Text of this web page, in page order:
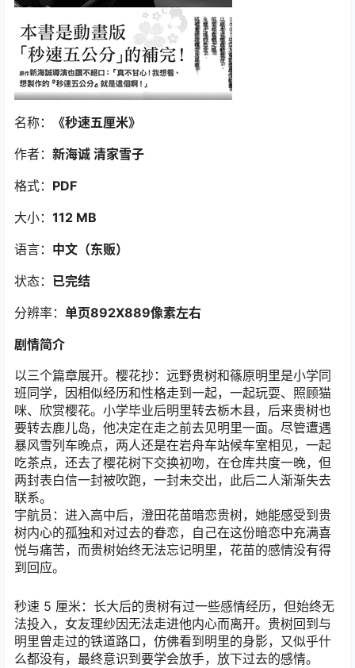
名称： 《秒速五厘米》
作者： 新海诚 清家雪子
格式： PDF
大小： 112 MB
语言： 中文（东贩）
状态： 已完结
分辨率： 单页892X889像素左右
剧情简介
以三个篇章展开。樱花抄：远野贵树和篠原明里是小学同
班同学，因相似经历和性格走到一起，一起玩耍、照顾猫
咪、欣赏樱花。小学毕业后明里转去栃木县，后来贵树也
要转去鹿儿岛，他决定在走之前去见明里一面。尽管遭遇
暴风雪列车晚点，两人还是在岩舟车站候车室相见，一起
吃茶点，还去了樱花树下交换初吻，在仓库共度一晚，但
两封表白信一封被吹跑，一封未交出，此后二人渐渐失去
联系。
宇航员：进入高中后，澄田花苗暗恋贵树，她能感受到贵
树内心的孤独和对过去的眷恋，自己在这份暗恋中充满喜
悦与痛苦，而贵树始终无法忘记明里，花苗的感情没有得
到回应。
秒速 5 厘米：长大后的贵树有过一些感情经历，但始终无
法投入，女友理纱因无法走进他内心而离开。贵树回到与
明里曾走过的铁道路口，仿佛看到明里的身影，又似乎什
么都没有，最终意识到要学会放手，放下过去的感情。